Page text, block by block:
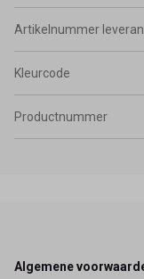
Artikelnummer
Kleurcode
Productnummer
Footer
Algemene